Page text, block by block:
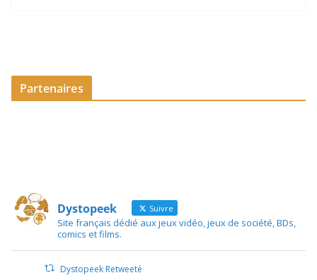
Partenaires
Dystopeek Suivre
Site français dédié aux jeux vidéo, jeux de société, BDs,
comics et films.
Dystopeek Retweeté